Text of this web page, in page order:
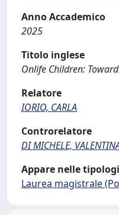
Anno Accademico
2025
Titolo inglese
Onlife Children:
Relatore
IORIO, CARLA
Controrelatore
DI MICHELE,
Appare nelle
Laurea magistrale